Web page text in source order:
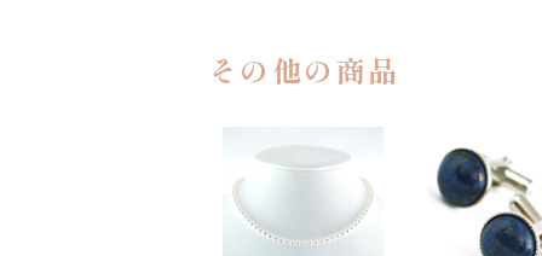
その他の商品